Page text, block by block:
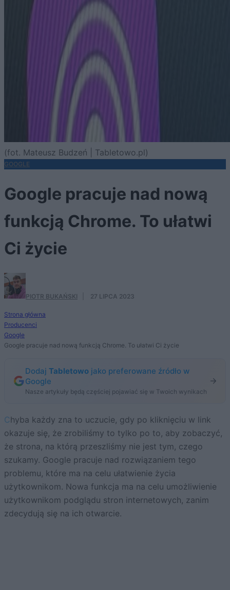
(fot. Mateusz Budzeń | Tabletowo.pl)
GOOGLE
Google pracuje nad nową
funkcją Chrome. To ułatwi
Ci życie
PIOTR BUKAŃSKI 27 LIPCA 2023
Strona główna
Producenci
Google
Google pracuje nad nową funkcją Chrome. To ułatwi Ci życie
Dodaj Tabletowo jako preferowane źródło w
Google
Nasze artykuły będą częściej pojawiać się w Twoich wynikach
Chyba każdy zna to uczucie, gdy po kliknięciu w link
okazuje się, że zrobiliśmy to tylko po to, aby zobaczyć,
że strona, na którą przeszliśmy nie jest tym, czego
szukamy. Google pracuje nad rozwiązaniem tego
problemu, które ma na celu ułatwienie życia
użytkownikom. Nowa funkcja ma na celu umożliwienie
użytkownikom podglądu stron internetowych, zanim
zdecydują się na ich otwarcie.